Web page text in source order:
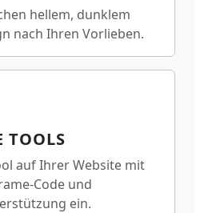
hellem, dunklem
nach Ihren Vorlieben.
TOOLS
auf Ihrer Website mit
Code und
ein.